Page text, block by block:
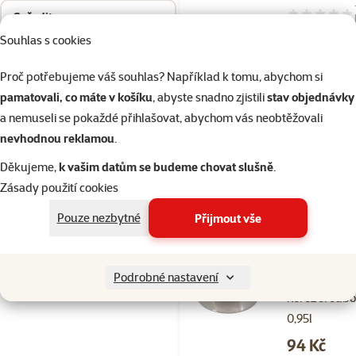
Souhlas s cookies
Proč potřebujeme váš souhlas? Například k tomu, abychom si
pamatovali, co máte v košíku, abyste snadno zjistilistav objednávky
a nemuseli se pokaždé přihlašovat, abychom vás neobtěžovali
nevhodnou reklamou.
Děkujeme,k vašim datům se budeme chovat slušně.
Zásady použití cookies
Pouze nezbytné
Přijmout vše
Podrobné nastavení
Seřadit
0,33l
Hodnocení
Cena
64 Kč
nerez
0,95l
Cena
94 Kč